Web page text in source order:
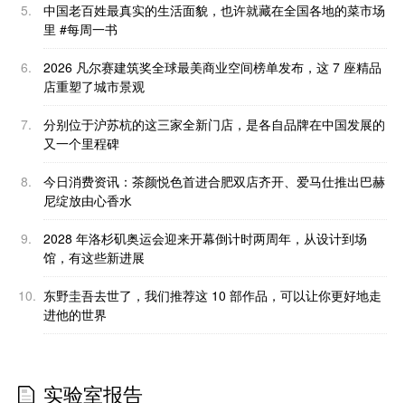
5.
中国老百姓最真实的生活面貌，也许就藏在全国各地的菜市场
里 #每周一书
6.
2026 凡尔赛建筑奖全球最美商业空间榜单发布，这 7 座精品
店重塑了城市景观
7.
分别位于沪苏杭的这三家全新门店，是各自品牌在中国发展的
又一个里程碑
8.
今日消费资讯：茶颜悦色首进合肥双店齐开、爱马仕推出巴赫
尼绽放由心香水
9.
2028 年洛杉矶奥运会迎来开幕倒计时两周年，从设计到场
馆，有这些新进展
10. 东野圭吾去世了，我们推荐这 10 部作品，可以让你更好地走
进他的世界
实验室报告